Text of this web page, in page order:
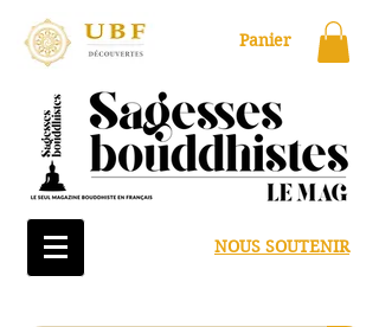
Panier
NOUS SOUTENIR